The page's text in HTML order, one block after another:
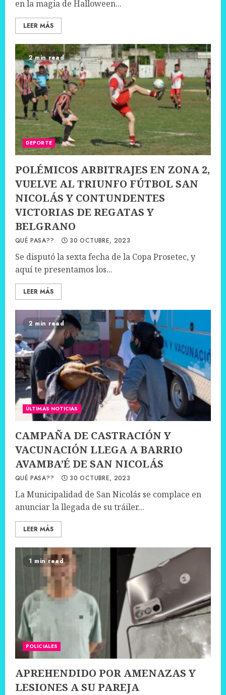
en la magia de Halloween...
LEER MÁS
2 min read
DEPORTE
POLÉMICOS ARBITRAJES EN ZONA 2,
VUELVE AL TRIUNFO FÚTBOL SAN
NICOLÁS Y CONTUNDENTES
VICTORIAS DE REGATAS Y
BELGRANO
QUÉ PASA?? 30 OCTUBRE, 2023
Se disputó la sexta fecha de la Copa Prosetec, y
aquí te presentamos los...
LEER MÁS
2 min read
ÚLTIMAS NOTICIAS
CAMPAÑA DE CASTRACIÓN Y
VACUNACIÓN LLEGA A BARRIO
AVAMBA’É DE SAN NICOLÁS
QUÉ PASA?? 30 OCTUBRE, 2023
La Municipalidad de San Nicolás se complace en
anunciar la llegada de su tráiler...
LEER MÁS
1 min read
POLICIALES
APREHENDIDO POR AMENAZAS Y
LESIONES A SU PAREJA